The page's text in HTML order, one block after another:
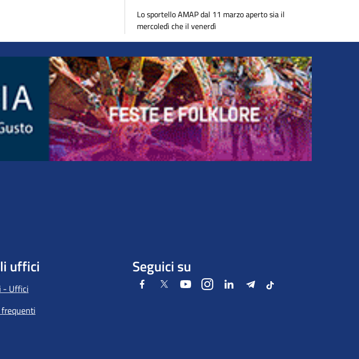
Lo sportello AMAP dal 11 marzo aperto sia il
mercoledì che il venerdì
uffici
- Uffici
Seguici su
FacebookTwitter YoutubeInstagramLinkedIn Telegram
Tiktok